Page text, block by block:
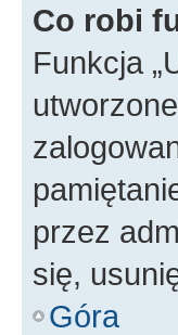
Co robi
Funkcja
przez
się,
Góra